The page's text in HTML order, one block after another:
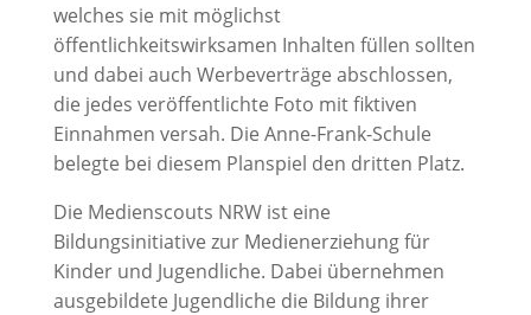
welches sie mit möglichst
öffentlichkeitswirksamen Inhalten füllen sollten
und dabei auch Werbeverträge abschlossen,
die jedes veröffentlichte Foto mit fiktiven
Einnahmen versah. Die Anne-Frank-Schule
belegte bei diesem Planspiel den dritten Platz.
Die Medienscouts NRW ist eine
Bildungsinitiative zur Medienerziehung für
Kinder und Jugendliche. Dabei übernehmen
ausgebildete Jugendliche die Bildung ihrer